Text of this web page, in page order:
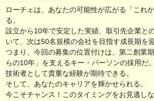
ローチェは、あなたの可能性が広がる「これ
る。
設立から10年で安定した実績、取引先企業と
いて、次は50名規模の会社を目指す成長期を
つまり、今回の募集の位置付けは、第二創業
らの10年」を支えるキー・パーソンの採用だ。
技術者として貴重な経験が期待できる。
そして、あなたのキャリアを輝かせられる。
今こそチャンス！このタイミングをお見逃し